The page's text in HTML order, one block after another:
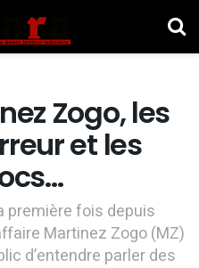
Zogo, les
et les
première fois depuis
Martinez Zogo (MZ)
d’entendre parler des